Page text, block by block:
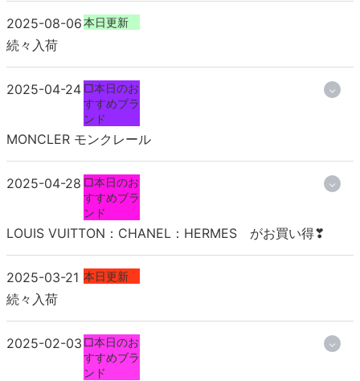
2025-08-06本日更新
続々入荷
2025-04-24 □本日のお
すすめブラ
ンド
MONCLER モンクレール
2025-04-28 □本日のお
すすめブラ
ンド
LOUIS VUITTON：CHANEL：HERMES がお買い得❣
2025-03-21 本日更新
続々入荷
2025-02-03 □本日のお
すすめブラ
ンド